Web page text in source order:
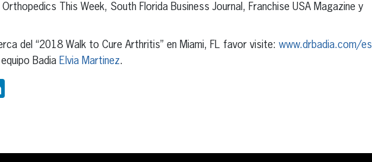
This Week, South Florida Business Journal, Franchise USA Magazine y
del “2018 Walk to Cure Arthritis” en Miami, FL favor visite: www.drbadia.com/es
Badia Elvia Martinez.